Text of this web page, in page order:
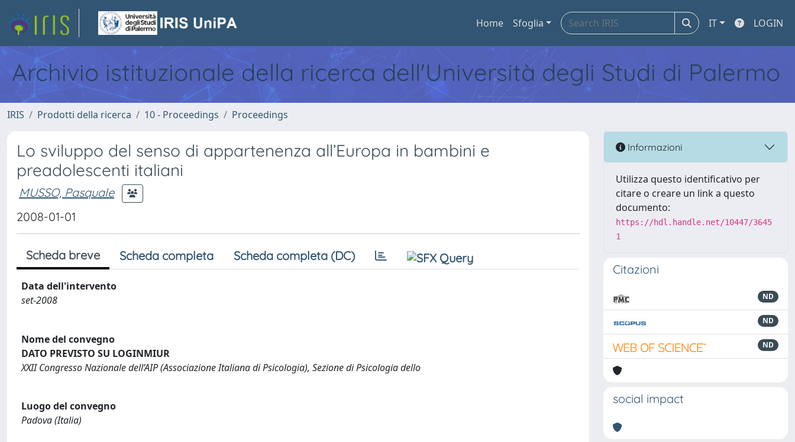
Home Sfoglia IT LOGIN
Archivio istituzionale della ricerca dell'Università degli Studi di Palermo
IRIS Prodotti della ricerca 10 - Proceedings Proceedings
Lo sviluppo del senso di appartenenza all’Europa in bambini e
preadolescenti italiani
MUSSO, Pasquale
2008-01-01
Scheda breve Scheda completa Scheda completa (DC)
Data dell'intervento
set-2008
Nome del convegno
DATO PREVISTO SU LOGINMIUR
XXII Congresso Nazionale dell’AIP (Associazione Italiana di Psicologia), Sezione di Psicologia dello
Luogo del convegno
Padova (Italia)
Informazioni
Utilizza questo identificativo per
citare o creare un link a questo
documento:
https://hdl.handle.net/10447/3645
1
Citazioni
ND
ND
ND
social impact